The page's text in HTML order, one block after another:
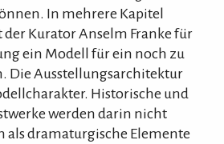
In mehrere Kapitel
Kurator Anselm Franke für
ein Modell für ein noch zu
Die Ausstellungsarchitektur
Historische und
werden darin nicht
als dramaturgische Elemente